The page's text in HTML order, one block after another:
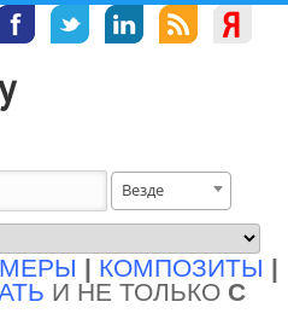
Везде
| КОМПОЗИТЫ |
И НЕ ТОЛЬКО С